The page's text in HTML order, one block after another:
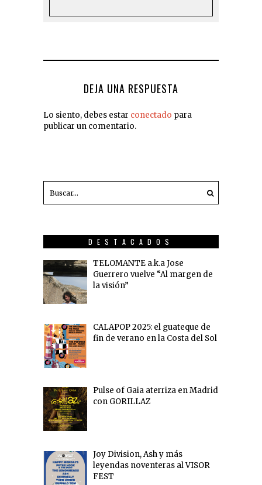
DEJA UNA RESPUESTA
Lo siento, debes estar conectado para
publicar un comentario.
DESTACADOS
TELOMANTE a.k.a Jose
Guerrero vuelve “Al margen de
la visión”
CALAPOP 2025: el guateque de
fin de verano en la Costa del Sol
Pulse of Gaia aterriza en Madrid
con GORILLAZ
Joy Division, Ash y más
leyendas noventeras al VISOR
FEST